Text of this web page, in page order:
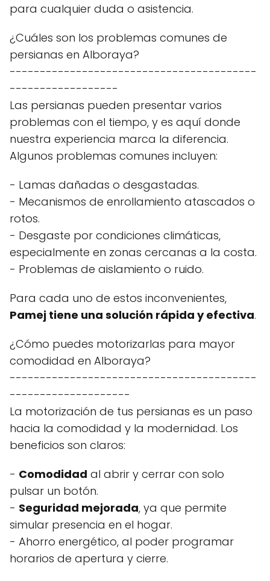
para cualquier duda o asistencia.
¿Cuáles son los problemas comunes de
persianas en Alboraya?
-----------------------------------------
------------------
Las persianas pueden presentar varios
problemas con el tiempo, y es aquí donde
nuestra experiencia marca la diferencia.
Algunos problemas comunes incluyen:
- Lamas dañadas o desgastadas.
- Mecanismos de enrollamiento atascados o
rotos.
- Desgaste por condiciones climáticas,
especialmente en zonas cercanas a la costa.
- Problemas de aislamiento o ruido.
Para cada uno de estos inconvenientes,
Pamej tiene una solución rápida y efectiva.
¿Cómo puedes motorizarlas para mayor
comodidad en Alboraya?
-----------------------------------------
--------------------
La motorización de tus persianas es un paso
hacia la comodidad y la modernidad. Los
beneficios son claros:
- Comodidad al abrir y cerrar con solo
pulsar un botón.
- Seguridad mejorada, ya que permite
simular presencia en el hogar.
- Ahorro energético, al poder programar
horarios de apertura y cierre.